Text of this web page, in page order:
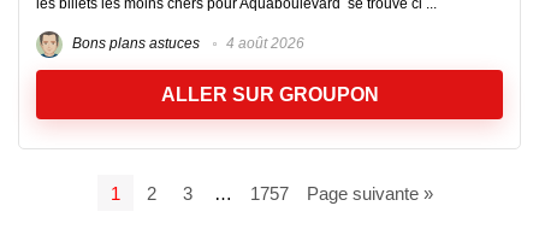
les billets les moins chers pour Aquaboulevard se trouve ci ...
Bons plans astuces 4 août 2026
ALLER SUR GROUPON
1 2 3 … 1757 Page suivante »